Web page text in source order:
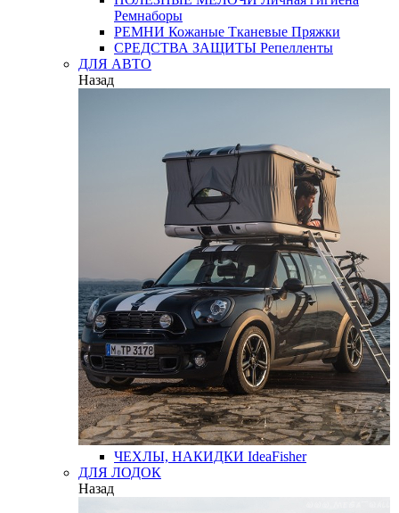
Ремнаборы
РЕМНИ Кожаные Тканевые Пряжки
СРЕДСТВА ЗАЩИТЫ Репелленты
ДЛЯ АВТО
Назад
ЧЕХЛЫ, НАКИДКИ IdeaFisher
ДЛЯ ЛОДОК
Назад